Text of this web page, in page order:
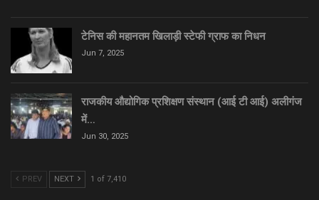
टेनिस की महानतम खिलाड़ी स्टेफी ग्राफ का निधन
Jun 7, 2025
राजकीय औद्योगिक प्रशिक्षण संस्थान (आई टी आई) अलीगंज
में…
Jun 30, 2025
PREV NEXT 1 of 7,410